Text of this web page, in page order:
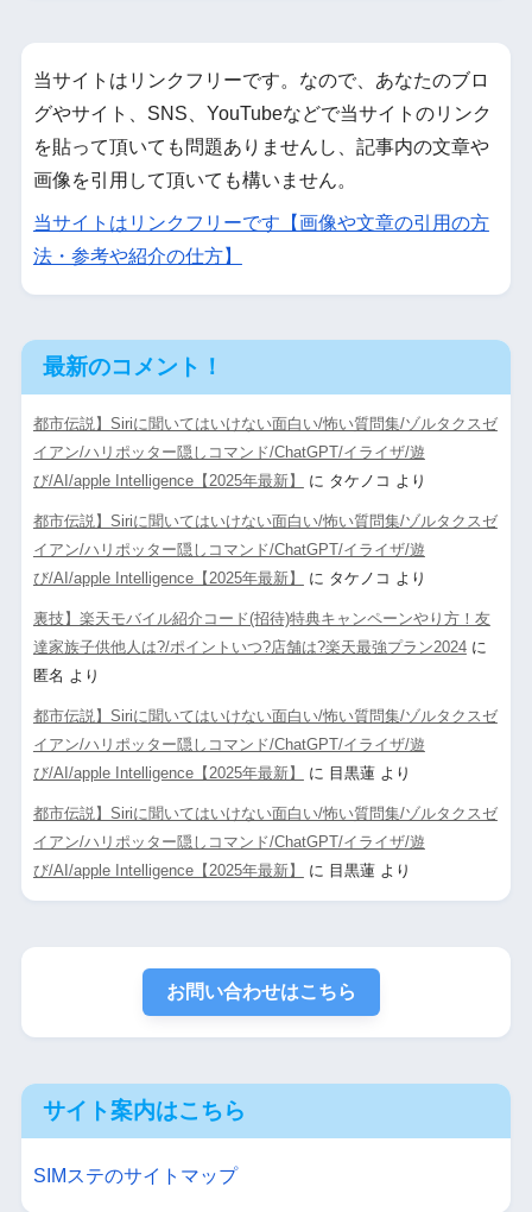
当サイトはリンクフリーです。なので、あなたのブロ
グやサイト、SNS、YouTubeなどで当サイトのリンク
を貼って頂いても問題ありませんし、記事内の文章や
画像を引用して頂いても構いません。
当サイトはリンクフリーです【画像や文章の引用の方
法・参考や紹介の仕方】
最新のコメント！
都市伝説】Siriに聞いてはいけない面白い/怖い質問集/ゾルタクスゼ
イアン/ハリポッター隠しコマンド/ChatGPT/イライザ/遊
び/AI/apple Intelligence【2025年最新】
に タケノコ より
都市伝説】Siriに聞いてはいけない面白い/怖い質問集/ゾルタクスゼ
イアン/ハリポッター隠しコマンド/ChatGPT/イライザ/遊
び/AI/apple Intelligence【2025年最新】
に タケノコ より
裏技】楽天モバイル紹介コード(招待)特典キャンペーンやり方！友
達家族子供他人は?/ポイントいつ?店舗は?楽天最強プラン2024に
匿名 より
都市伝説】Siriに聞いてはいけない面白い/怖い質問集/ゾルタクスゼ
イアン/ハリポッター隠しコマンド/ChatGPT/イライザ/遊
び/AI/apple Intelligence【2025年最新】
に 目黒蓮より
都市伝説】Siriに聞いてはいけない面白い/怖い質問集/ゾルタクスゼ
イアン/ハリポッター隠しコマンド/ChatGPT/イライザ/遊
び/AI/apple Intelligence【2025年最新】
に 目黒蓮より
お問い合わせはこちら
サイト案内はこちら
SIMステのサイトマップ